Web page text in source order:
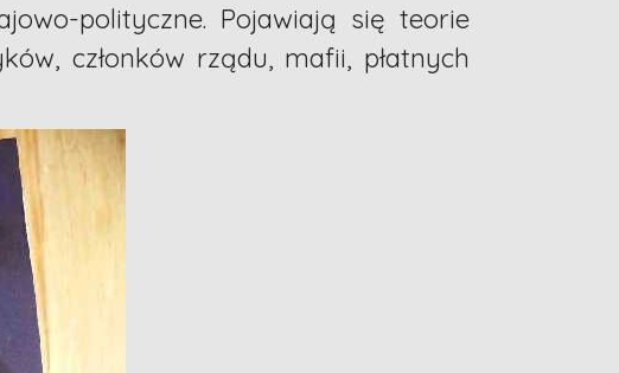
polityczne. Pojawiają się teorie
członków rządu, mafii, płatnych